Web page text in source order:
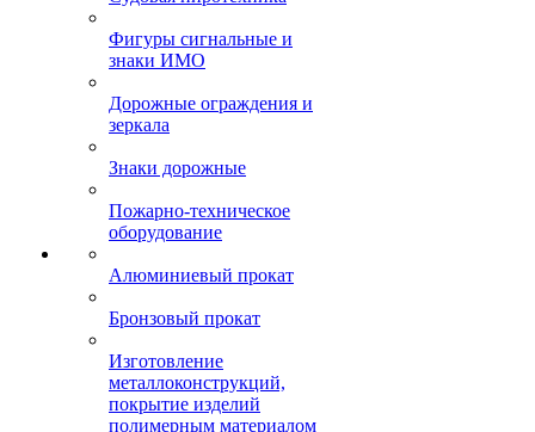
Фигуры сигнальные и
знаки ИМО
Дорожные ограждения и
зеркала
Знаки дорожные
Пожарно-техническое
оборудование
Алюминиевый прокат
Бронзовый прокат
Изготовление
металлоконструкций,
покрытие изделий
полимерным материалом